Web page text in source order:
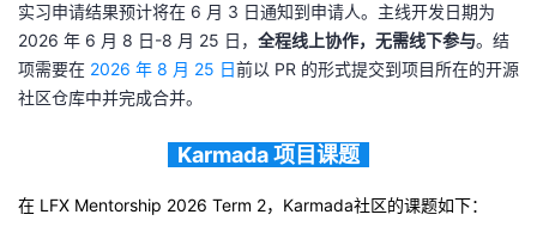
实习申请结果预计将在 6 月 3 日通知到申请人。主线开发日期为
2026 年 6 月 8 日-8 月 25 日， 全程线上协作，无需线下参与。结
项需要在 2026 年 8 月 25 日前以 PR 的形式提交到项目所在的开源
社区仓库中并完成合并。
Karmada 项目课题
在 LFX Mentorship 2026 Term 2， Karmada社区的课题如下：